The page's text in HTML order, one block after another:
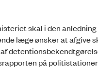
skal i den
læge ønsker at afgive
på